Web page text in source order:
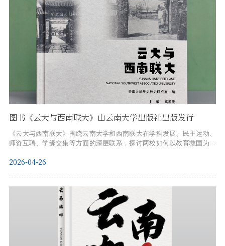
图书《云大与西南联大》由云南大学出版社出版发行
《云大与西南联大》围绕云南大学和西南联大在学科发展、民主运动、
师资互聘、学缘交集等方面的深层联系，探讨两校如何以教育救国为纽
了西南联大作为“中国近代教育史丰碑”的历史底蕴，也折射出云南大学作
求存、在困顿中图强的历史底色。
2026-04-26